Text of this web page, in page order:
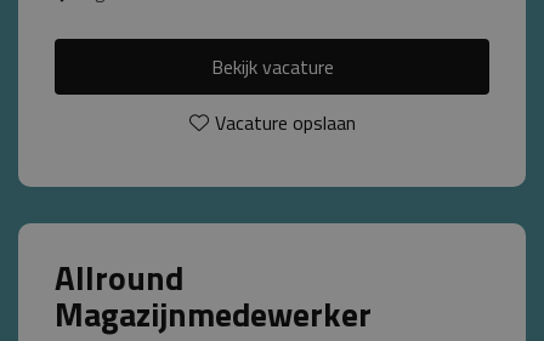
Bekijk vacature
Vacature opslaan
Allround
Magazijnmedewerker